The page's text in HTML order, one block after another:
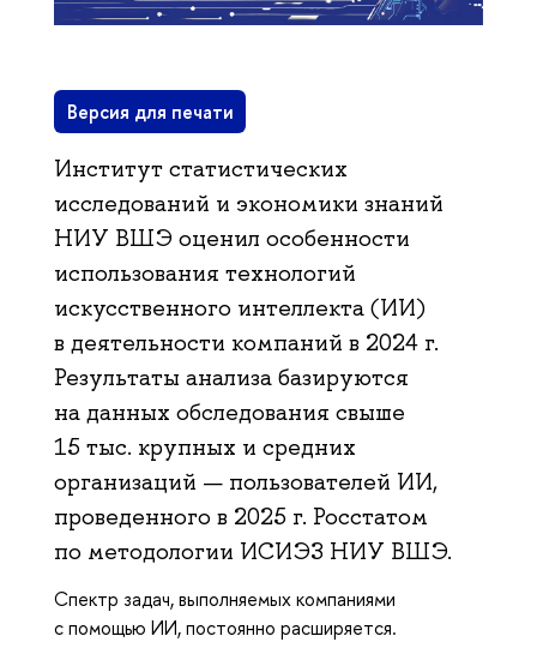
Версия для печати
Институт статистических
исследований и экономики знаний
НИУ ВШЭ оценил особенности
использования технологий
искусственного интеллекта (ИИ)
в деятельности компаний в 2024 г.
Результаты анализа базируются
на данных обследования свыше
15 тыс. крупных и средних
организаций — пользователей ИИ,
проведенного в 2025 г. Росстатом
по методологии ИСИЭЗ НИУ ВШЭ.
Спектр задач, выполняемых компаниями
с помощью ИИ, постоянно расширяется.